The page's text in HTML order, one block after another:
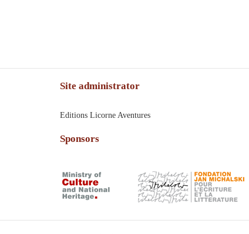
Site administrator
Editions Licorne Aventures
Sponsors